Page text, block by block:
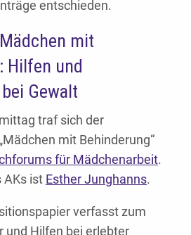
entschieden.
mit
Hilfen und
Gewalt
traf sich der
mit Behinderung“
für Mädchenarbeit.
AKs ist Esther Junghanns.
verfasst zum
und Hilfen bei erlebter